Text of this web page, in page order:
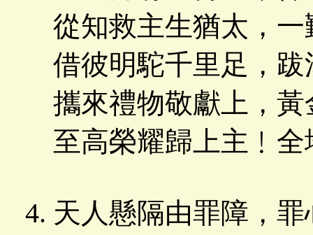
從知救主生猶太，
借彼明駝千里足，
攜來禮物敬獻上，
至高榮耀歸上主﹗
天人懸隔由罪障，